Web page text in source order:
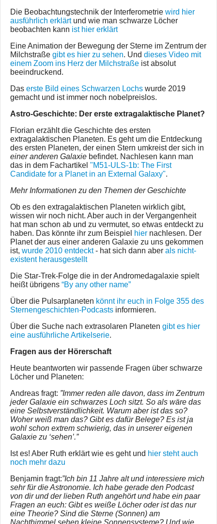
Die Beobachtungstechnik der Interferometrie wird hier
ausführlich erklärtund wie man schwarze Löcher
beobachten kann ist hier erklärt
Eine Animation der Bewegung der Sterne im Zentrum der
Milchstraße gibt es hier zu sehen. Und dieses Video mit
einem Zoom ins Herz der Milchstraße ist absolut
beeindruckend.
Das erste Bild eines Schwarzen Lochs wurde 2019
gemacht und ist immer noch nobelpreislos.
Astro-Geschichte: Der erste extragalaktische Planet?
Florian erzählt die Geschichte des ersten
extragalaktischen Planeten. Es geht um die Entdeckung
des ersten Planeten, der einen Stern umkreist der sich in
einer anderen Galaxie befindet. Nachlesen kann man
das in dem Fachartikel "M51-ULS-1b: The First
Candidate for a Planet in an External Galaxy".
Mehr Informationen zu den Themen der Geschichte
Ob es den extragalaktischen Planeten wirklich gibt,
wissen wir noch nicht. Aber auch in der Vergangenheit
hat man schon ab und zu vermutet, so etwas entdeckt zu
haben. Das könnte ihr zum Beispiel hier nachlesen. Der
Planet der aus einer anderen Galaxie zu uns gekommen
ist, wurde 2010 entdeckt- hat sich dann aber als nicht-
existent herausgestellt
Die Star-Trek-Folge die in der Andromedagalaxie spielt
heißt übrigens “By any other name”
Über die Pulsarplaneten könnt ihr euch in Folge 355 des
Sternengeschichten-Podcasts informieren.
Über die Suche nach extrasolaren Planeten gibt es hier
eine ausführliche Artikelserie.
Fragen aus der Hörerschaft
Heute beantworten wir passende Fragen über schwarze
Löcher und Planeten:
Andreas fragt: ”Immer reden alle davon, dass im Zentrum
jeder Galaxie ein schwarzes Loch sitzt. So als wäre das
eine Selbstverständlichkeit. Warum aber ist das so?
Woher weiß man das? Gibt es dafür Belege? Es ist ja
wohl schon extrem schwierig, das in unserer eigenen
Galaxie zu ‘sehen’.”
Ist es! Aber Ruth erklärt wie es geht und hier steht auch
noch mehr dazu
Benjamin fragt:”Ich bin 11 Jahre alt und interessiere mich
sehr für die Astronomie. Ich habe gerade den Podcast
von dir und der lieben Ruth angehört und habe ein paar
Fragen an euch: Gibt es weiße Löcher oder ist das nur
eine Theorie? Sind die Sterne (Sonnen) am
Nachthimmel sehen kleine Sonnensysteme? Und wie